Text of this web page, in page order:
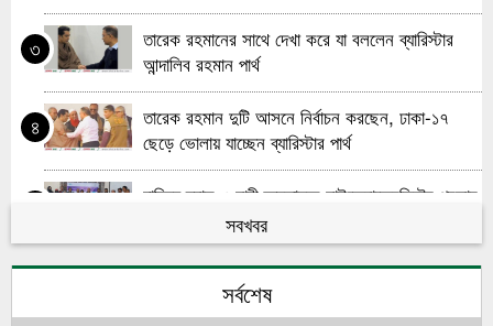
৩
তারেক রহমানের সাথে দেখা করে যা বললেন ব্যারিস্টার
আন্দালিব রহমান পার্থ
৪
তারেক রহমান দুটি আসনে নির্বাচন করছেন, ঢাকা-১৭
ছেড়ে ভোলায় যাচ্ছেন ব্যারিস্টার পার্থ
দারিদ্র্য হ্রাস ও নারী ক্ষমতায়নে মাইক্রোক্রেডিটের প্রভাব
নিয়ে ভোলায় এফজিডি সভা
মহিলা দলের উদ্যোগে ভোলার চরনোয়াবাদে খতম খানি ও
সবখবর
সর্বশেষ